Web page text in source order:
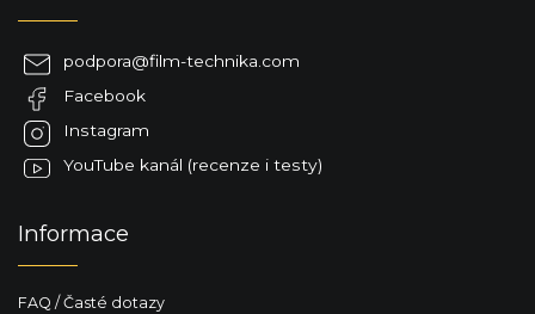
podpora@film-technika.com
Facebook
Instagram
YouTube kanál (recenze i testy)
Informace
FAQ / Časté dotazy